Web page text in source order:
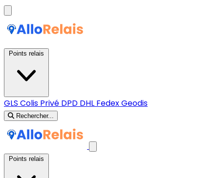
GLS Colis Privé DPD DHL FedexGeodis
Rechercher...